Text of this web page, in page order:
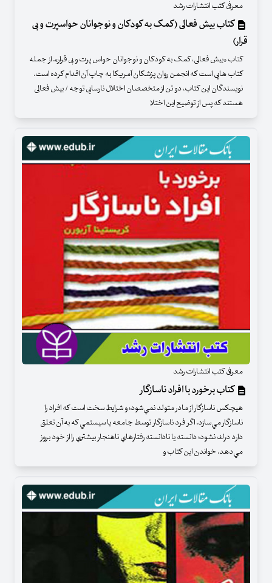
معرفی کتب انتشارات رشد
کتاب بیش فعالی (کمک به کودکان و نوجوانان حواسپرت و بی
قرار)
کتاب «بیش فعالی، کمک به کودکان و نوجوانان حواس پرت و بی قرار». از جمله
کتاب هایی است که انجمن روان پزشکان آمریکا به چاپ آن اقدام کرده است.
نویسندگان این کتاب، دو تن از متخصصان اختلال نارسایی توجه / بیش فعالی
هستند که پس از توضیح این اختلا
معرفی کتب انتشارات رشد
کتاب برخورد با افراد ناسازگار
هيچكس ناسازگار از مادر متولد نمي‌شود؛ و شرايط سخت است كه افراد را
ناسازگار مي‌سازد. اگر فرد ناسازگار توسط جامعه يا سيستمي كه به آن تعلق
دارد درك نشود؛ دانسته يا نادانسته رفتارهاي ناهنجار بيشتري را از خود بروز
مي‌دهد. خواندن اين كتاب و